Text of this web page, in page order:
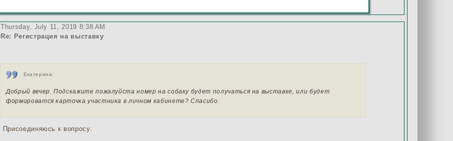
Thursday, July 11, 2019 8:38 AM
Re: Регистрация на выставку
Екатерина:
Добрый вечер. Подскажите пожалуйста номер на собаку будет получаться на выставке, или будет
формироватся карточка участника в личном кабинете? Спасибо.
Присоединяюсь к вопросу.